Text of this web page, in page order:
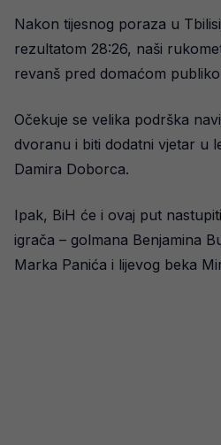
Nakon tijesnog poraza u
rezultatom 28:26, naši
revanš pred domaćom
Očekuje se velika podrška
dvoranu i biti dodatni vjetar u
Damira Doborca.
Ipak, BiH će i ovaj put
igrača – golmana Benjamina
Marka Panića i lijevog beka